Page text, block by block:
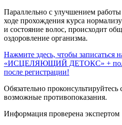
Параллельно с улучшением
ходе прохождения курса
и состояние волос, происходит
оздоровление организма.
Нажмите здесь, чтобы записаться
«ИСЦЕЛЯЮЩИЙ ДЕТОКС» +
после регистрации!
Обязательно
возможные противопоказания.
Информация проверена экспертом